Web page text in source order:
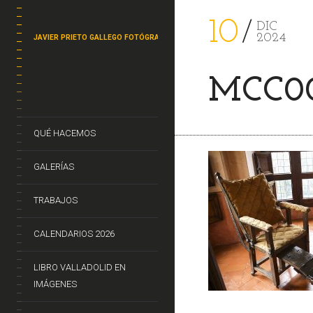
JAVIER PRIETO GALLEGO FOTÓGRAFO
QUÉ HACEMOS
GALERÍAS
TRABAJOS
CALENDARIOS 2026
LIBRO VALLADOLID EN
IMÁGENES
10
DIC
2024